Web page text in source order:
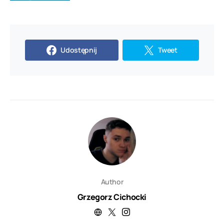
Udostępnij Tweet
Author
Grzegorz Cichocki